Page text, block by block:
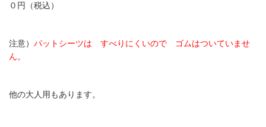
０円（税込）
注意） パットシーツは すべりにくいので ゴムはついていませ
ん。
他の大人用もあります。